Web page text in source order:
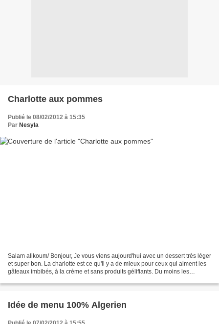
Charlotte aux pommes
Publié le 08/02/2012 à 15:35
Par Nesyla
Salam alikoum/ Bonjour, Je vous viens aujourd'hui avec un dessert très léger
et super bon. La charlotte est ce qu'il y a de mieux pour ceux qui aiment les
gâteaux imbibés, à la crème et sans produits gélifiants. Du moins les
Idée de menu 100% Algerien